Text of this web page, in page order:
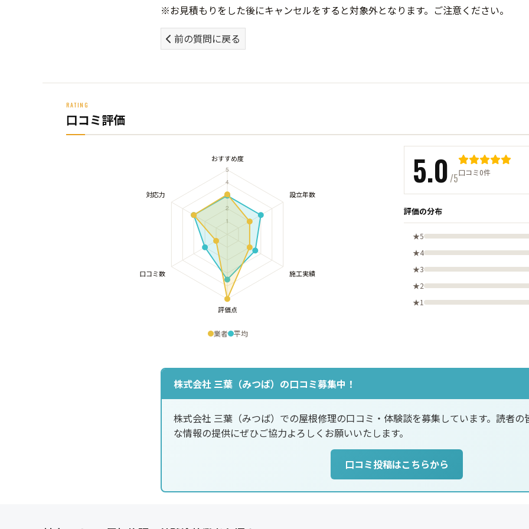
※お見積もりをした後にキャンセルをすると対象外となります。ご注意ください。
前の質問に戻る
RATING
口コミ評価
業者 平均
5.0/5口コミ0件
評価の分布
★5
★4
★3
★2
★1
株式会社 三葉（みつば）の口コミ募集中！
株式会社 三葉（みつば）での屋根修理の口コミ・体験談を募集しています。読者
な情報の提供にぜひご協力よろしくお願いいたします。
口コミ投稿はこちらから